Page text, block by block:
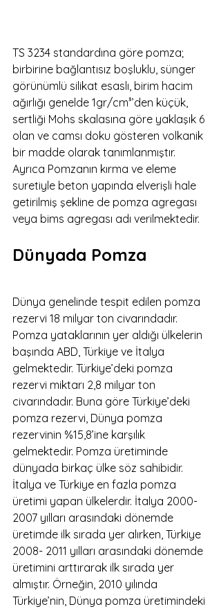
TS 3234 standardına göre pomza;
birbirine bağlantısız boşluklu, sünger
görünümlü silikat esaslı, birim hacim
ağırlığı genelde 1gr/cm³’den küçük,
sertliği Mohs skalasına göre yaklaşık 6
olan ve camsı doku gösteren volkanik
bir madde olarak tanımlanmıştır.
Ayrıca Pomzanın kırma ve eleme
suretiyle beton yapında elverişli hale
getirilmiş şekline de pomza agregası
veya bims agregası adı verilmektedir.
Dünyada Pomza
Dünya genelinde tespit edilen pomza
rezervi 18 milyar ton civarındadır.
Pomza yataklarının yer aldığı ülkelerin
başında ABD, Türkiye ve İtalya
gelmektedir. Türkiye’deki pomza
rezervi miktarı 2,8 milyar ton
civarındadır. Buna göre Türkiye’deki
pomza rezervi, Dünya pomza
rezervinin %15,8’ine karşılık
gelmektedir. Pomza üretiminde
dünyada birkaç ülke söz sahibidir.
İtalya ve Türkiye en fazla pomza
üretimi yapan ülkelerdir. İtalya 2000-
2007 yılları arasındaki dönemde
üretimde ilk sırada yer alırken, Türkiye
2008- 2011 yılları arasındaki dönemde
üretimini arttırarak ilk sırada yer
almıştır. Örneğin, 2010 yılında
Türkiye’nin, Dünya pomza üretimindeki